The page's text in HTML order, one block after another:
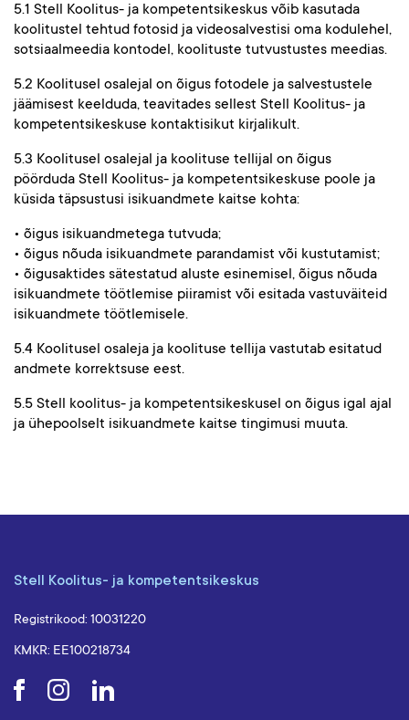
5.1 Stell Koolitus- ja kompetentsikeskus võib kasutada
koolitustel tehtud fotosid ja videosalvestisi oma kodulehel,
sotsiaalmeedia kontodel, koolituste tutvustustes meedias.
5.2 Koolitusel osalejal on õigus fotodele ja salvestustele
jäämisest keelduda, teavitades sellest Stell Koolitus- ja
kompetentsikeskuse kontaktisikut kirjalikult.
5.3 Koolitusel osalejal ja koolituse tellijal on õigus
pöörduda Stell Koolitus- ja kompetentsikeskuse poole ja
küsida täpsustusi isikuandmete kaitse kohta:
• õigus isikuandmetega tutvuda;
• õigus nõuda isikuandmete parandamist või kustutamist;
• õigusaktides sätestatud aluste esinemisel, õigus nõuda
isikuandmete töötlemise piiramist või esitada vastuväiteid
isikuandmete töötlemisele.
5.4 Koolitusel osaleja ja koolituse tellija vastutab esitatud
andmete korrektsuse eest.
5.5 Stell koolitus- ja kompetentsikeskusel on õigus igal ajal
ja ühepoolselt isikuandmete kaitse tingimusi muuta.
Stell Koolitus- ja kompetentsikeskus
Registrikood: 10031220
KMKR: EE100218734